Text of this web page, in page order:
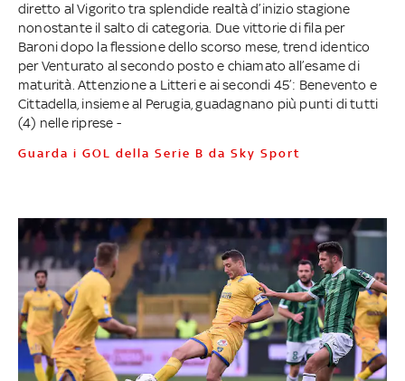
diretto al Vigorito tra splendide realtà d’inizio stagione
nonostante il salto di categoria. Due vittorie di fila per
Baroni dopo la flessione dello scorso mese, trend identico
per Venturato al secondo posto e chiamato all’esame di
maturità. Attenzione a Litteri e ai secondi 45’: Benevento e
Cittadella, insieme al Perugia, guadagnano più punti di tutti
(4) nelle riprese -
Guarda i GOL della Serie B da Sky Sport